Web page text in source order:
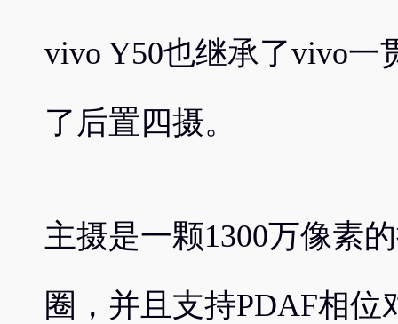
vivo Y50也继承了vivo一
了后置四摄。
主摄是一颗1300万像素
圈，并且支持PDAF相